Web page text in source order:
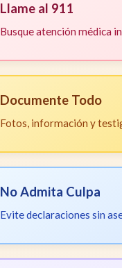
Llame al 911
Busque atención médica
Documente Todo
Fotos, información y
No Admita Culpa
Evite declaraciones sin